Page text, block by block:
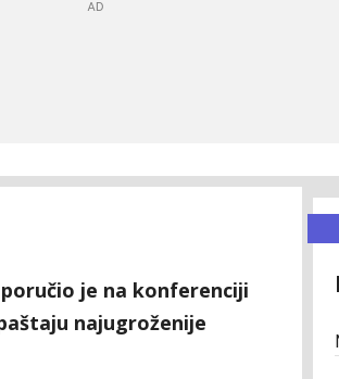
je na konferenciji
najugroženije